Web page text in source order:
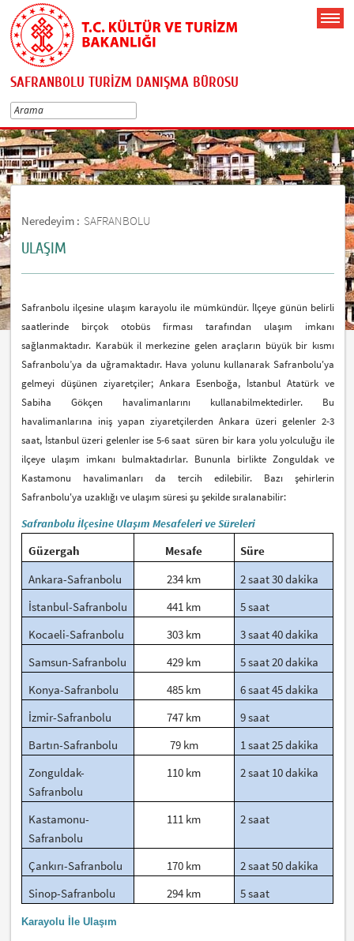
SAFRANBOLU TURİZM DANIŞMA BÜROSU
Neredeyim : SAFRANBOLU
ULAŞIM
Safranbolu ilçesine ulaşım karayolu ile mümkündür. İlçeye günün belirli
saatlerinde birçok otobüs firması tarafından ulaşım imkanı
sağlanmaktadır. Karabük il merkezine gelen araçların büyük bir kısmı
Safranbolu’ya da uğramaktadır. Hava yolunu kullanarak Safranbolu'ya
gelmeyi düşünen ziyaretçiler; Ankara Esenboğa, İstanbul Atatürk ve
Sabiha Gökçen havalimanlarını kullanabilmektedirler. Bu
havalimanlarına iniş yapan ziyaretçilerden Ankara üzeri gelenler 2-3
saat, İstanbul üzeri gelenler ise 5-6 saat süren bir kara yolu yolculuğu ile
ilçeye ulaşım imkanı bulmaktadırlar. Bununla birlikte Zonguldak ve
Kastamonu havalimanları da tercih edilebilir. Bazı şehirlerin
Safranbolu'ya uzaklığı ve ulaşım süresi şu şekilde sıralanabilir:
Safranbolu İlçesine Ulaşım Mesafeleri ve Süreleri
Güzergah
Mesafe
Süre
Ankara-Safranbolu
234 km
2 saat 30 dakika
İstanbul-Safranbolu
441 km
5 saat
Kocaeli-Safranbolu
303 km
3 saat 40 dakika
Samsun-Safranbolu
429 km
5 saat 20 dakika
Konya-Safranbolu
485 km
6 saat 45 dakika
İzmir-Safranbolu
747 km
9 saat
Bartın-Safranbolu
79 km
1 saat 25 dakika
Zonguldak-
Safranbolu
110 km 2 saat 10 dakika
Kastamonu-
Safranbolu
111 km 2 saat
Çankırı-Safranbolu 170 km
2 saat 50 dakika
Sinop-Safranbolu
294 km 5 saat
Karayolu İle Ulaşım